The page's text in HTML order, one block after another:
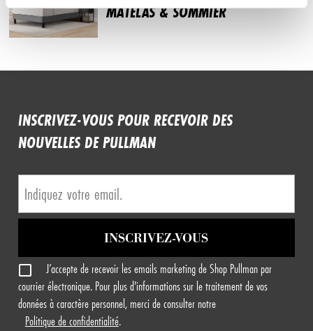
MATELAS & SOMMIER
INSCRIVEZ-VOUS POUR RECEVOIR DES
NOUVELLES DE PULLMAN
INSCRIVEZ-VOUS
J’accepte de recevoir les emails marketing de Shop Pullman par
courrier électronique. Pour plus d'informations sur le traitement de vos
données à caractère personnel, merci de consulter notre
Politique de confidentialité.